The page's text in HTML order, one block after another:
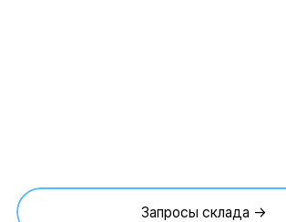
Запросы склада →